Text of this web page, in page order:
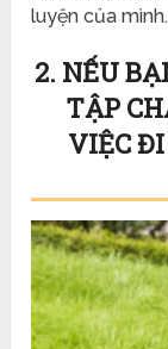
luyện của mình.
2. NẾU
TẬP
VIỆC ĐI